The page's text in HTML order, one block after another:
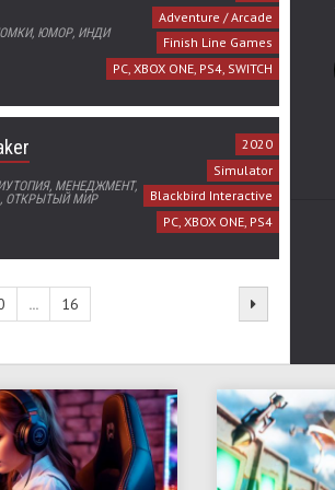
ЮМОР, ИНДИ
Adventure / Arcade
Finish Line Games
PC, XBOX ONE, PS4, SWITCH
МЕНЕДЖМЕНТ,
ОТКРЫТЫЙ МИР
2020
Simulator
Blackbird Interactive
PC, XBOX ONE, PS4
... 16